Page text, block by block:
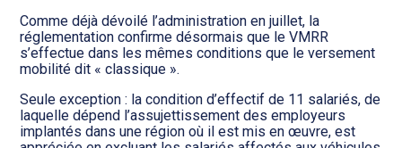
Comme déjà dévoilé l’administration en juillet, la
réglementation confirme désormais que le VMRR
s’effectue dans les mêmes conditions que le versement
mobilité dit « classique ».
Seule exception : la condition d’effectif de 11 salariés, de
laquelle dépend l’assujettissement des employeurs
implantés dans une région où il est mis en œuvre, est